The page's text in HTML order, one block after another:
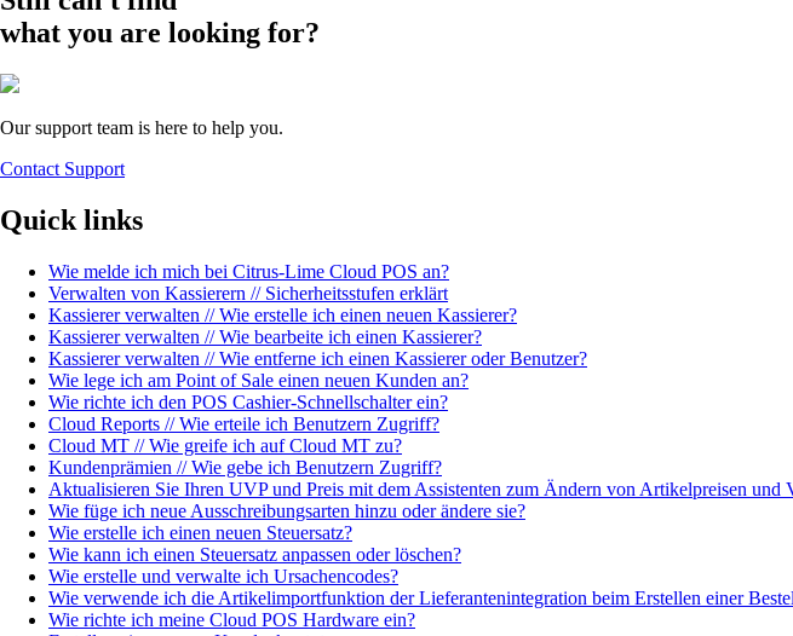
what you are looking for?
Our support team is here to help you.
Contact Support
Quick links
Wie melde ich mich bei Citrus-Lime Cloud POS an?
Verwalten von Kassierern // Sicherheitsstufen erklärt
Kassierer verwalten // Wie erstelle ich einen neuen Kassierer?
Kassierer verwalten // Wie bearbeite ich einen Kassierer?
Kassierer verwalten // Wie entferne ich einen Kassierer oder Benutzer?
Wie lege ich am Point of Sale einen neuen Kunden an?
Wie richte ich den POS Cashier-Schnellschalter ein?
Cloud Reports // Wie erteile ich Benutzern Zugriff?
Cloud MT // Wie greife ich auf Cloud MT zu?
Kundenprämien // Wie gebe ich Benutzern Zugriff?
Aktualisieren Sie Ihren UVP und Preis mit dem Assistenten zum Ändern von Artikelpreisen und
Wie füge ich neue Ausschreibungsarten hinzu oder ändere sie?
Wie erstelle ich einen neuen Steuersatz?
Wie kann ich einen Steuersatz anpassen oder löschen?
Wie erstelle und verwalte ich Ursachencodes?
Wie verwende ich die Artikelimportfunktion der Lieferantenintegration beim Erstellen einer
Wie richte ich meine Cloud POS Hardware ein?